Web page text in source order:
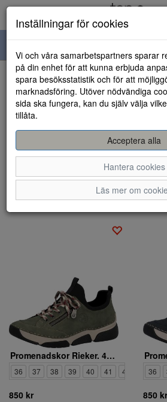
navigation
Visa filter
Promenadskor/
Köp dina lågskor hos oss på
ut de bästa lågskorna för att passa dina
Visa mer
Sortera efter:
Promenadskor Rieker. 45973-54
36 37 38 39 40 41 42
850 kr
36
850 kr
Inställningar för cookies
Vi och våra samarbetspartners sparar
på din enhet för att kunna erbjuda
spara besöksstatistik och för att
marknadsföring. Utöver nödvändiga
sida ska fungera, kan du själv välja
tillåta.
Acceptera alla
Hantera cookies
Läs mer om